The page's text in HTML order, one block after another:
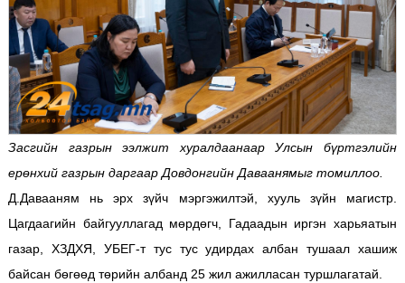
Засгийн газрын ээлжит хуралдаанаар Улсын бүртгэлийн
ерөнхий газрын даргаар Довдонгийн Даваанямыг томиллоо.
Д.Давааням нь эрх зүйч мэргэжилтэй, хууль зүйн магистр.
Цагдаагийн байгууллагад мөрдөгч, Гадаадын иргэн харьяатын
газар, ХЗДХЯ, УБЕГ-т тус тус удирдах албан тушаал хашиж
байсан бөгөөд төрийн албанд 25 жил ажилласан туршлагатай.